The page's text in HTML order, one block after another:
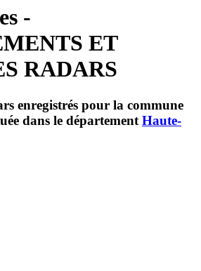
-
ET
RADARS
enregistrés pour la commune
dans le département Haute-